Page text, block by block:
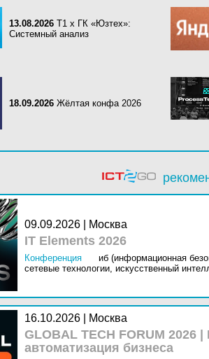
13.08.2026 Т1 x ГК «Юзтех»:
Системный анализ
18.09.2026 Жёлтая конфа 2026
09.09.2026 | Москва
IT Elements 2026
Конференция
иб (информационная
сетевые технологии, искусственный
16.10.2026 | Москва
GLOBAL TECH FORUM
автоматизация бизнеса